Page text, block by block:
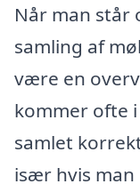
Når man står
samling af
være en
kommer ofte
samlet
især hvis